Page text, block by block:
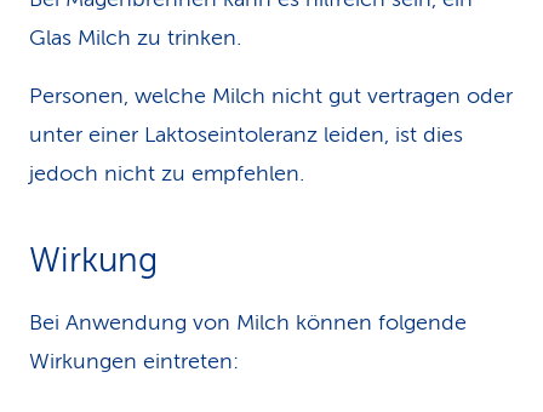
Glas Milch zu trinken.
Personen, welche Milch nicht gut vertragen oder
unter einer Laktoseintoleranz leiden, ist dies
jedoch nicht zu empfehlen.
Wirkung
Bei Anwendung von Milch können folgende
Wirkungen eintreten: